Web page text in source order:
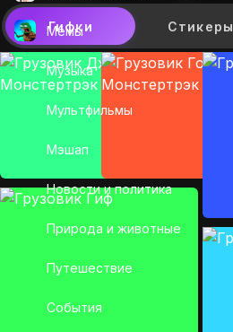
Мемы
Музыка
Мультфильмы
Мэшап
Новости и политика
Природа и животные
Путешествие
События
Гифки Стикеры